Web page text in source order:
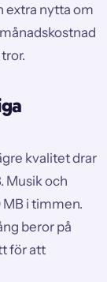
extra nytta om
kvalitet drar
Musik och
MB i timmen.
beror på
för att